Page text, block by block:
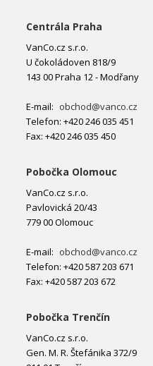
Centrála Praha
VanCo.cz s.r.o.
U čokoládoven 818/9
143 00 Praha 12 - Modřany
E-mail: obchod@vanco.cz
Telefon: +420 246 035 451
Fax: +420 246 035 450
Pobočka Olomouc
VanCo.cz s.r.o.
Pavlovická 20/43
779 00 Olomouc
E-mail: obchod@vanco.cz
Telefon: +420 587 203 671
Fax: +420 587 203 672
Pobočka Trenčín
VanCo.cz s.r.o.
Gen. M. R. Štefánika 372/9